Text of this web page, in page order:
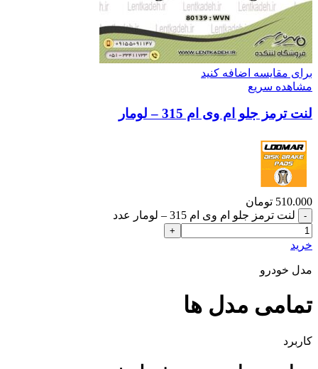
برای مقایسه اضافه کنید
مشاهده سریع
لنت ترمز جلو ام وی ام 315 – لومار
510.000 تومان
لنت ترمز جلو ام وی ام 315 – لومار عدد
خرید
مدل خودرو
تمامی مدل ها
کاربرد